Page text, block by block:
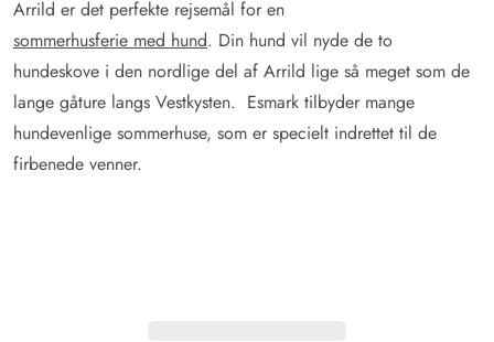
Arrild er det perfekte rejsemål for en
sommerhusferie med hund. Din hund vil nyde de to
hundeskove i den nordlige del af Arrild lige så meget som de
lange gåture langs Vestkysten. Esmark tilbyder mange
hundevenlige sommerhuse, som er specielt indrettet til de
firbenede venner.